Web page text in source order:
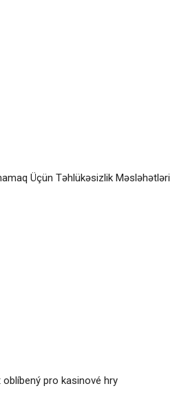
Üçün Təhlükəsizlik Məsləhətləri
pro kasinové hry